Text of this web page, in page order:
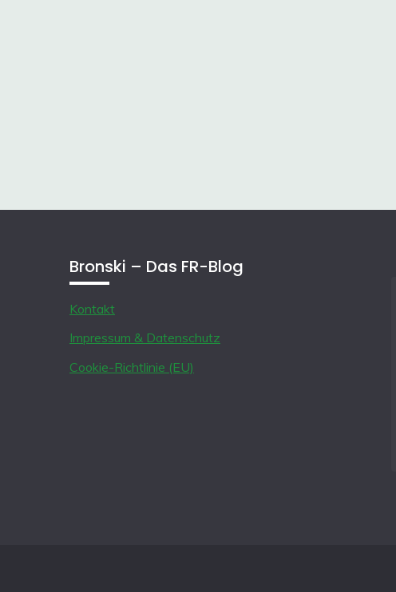
Bronski – Das FR-Blog
Kontakt
Impressum & Datenschutz
Cookie-Richtlinie (EU)